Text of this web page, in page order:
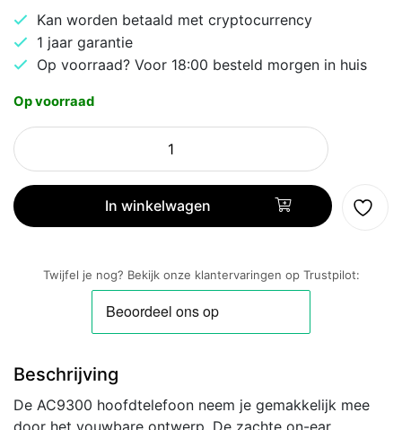
Kan worden betaald met cryptocurrency
1 jaar garantie
Op voorraad? Voor 18:00 besteld morgen in huis
Op voorraad
ACT
AC9300
On-
Ear
Koptelefoon
In winkelwagen
Twijfel je nog? Bekijk onze klantervaringen op Trustpilot:
Beschrijving
De AC9300 hoofdtelefoon neem je gemakkelijk mee